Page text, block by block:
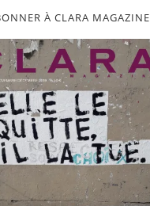
À CLARA MAGAZINE